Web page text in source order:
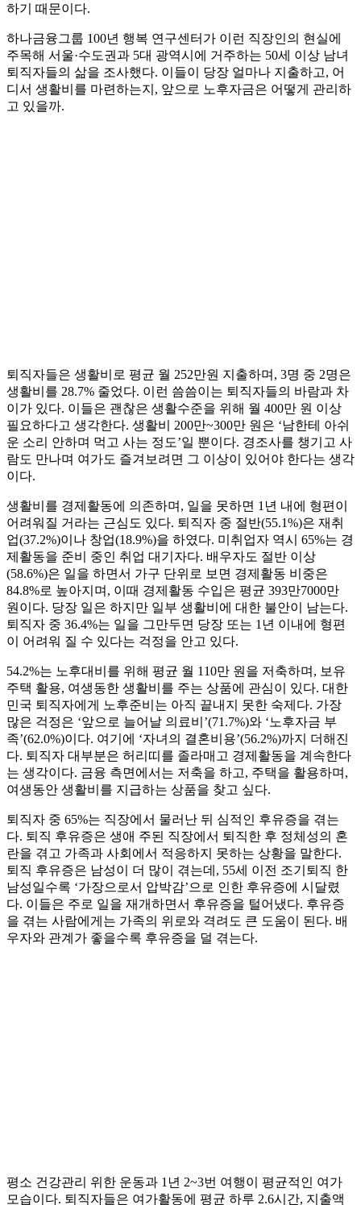
하기 때문이다.
하나금융그룹 100년 행복 연구센터가 이런 직장인의 현실에
주목해 서울·수도권과 5대 광역시에 거주하는 50세 이상 남녀
퇴직자들의 삶을 조사했다. 이들이 당장 얼마나 지출하고, 어
디서 생활비를 마련하는지, 앞으로 노후자금은 어떻게 관리하
고 있을까.
퇴직자들은 생활비로 평균 월 252만원 지출하며, 3명 중 2명은
생활비를 28.7% 줄었다. 이런 씀씀이는 퇴직자들의 바람과 차
이가 있다. 이들은 괜찮은 생활수준을 위해 월 400만 원 이상
필요하다고 생각한다. 생활비 200만~300만 원은 ‘남한테 아쉬
운 소리 안하며 먹고 사는 정도’일 뿐이다. 경조사를 챙기고 사
람도 만나며 여가도 즐겨보려면 그 이상이 있어야 한다는 생각
이다.
생활비를 경제활동에 의존하며, 일을 못하면 1년 내에 형편이
어려워질 거라는 근심도 있다. 퇴직자 중 절반(55.1%)은 재취
업(37.2%)이나 창업(18.9%)을 하였다. 미취업자 역시 65%는 경
제활동을 준비 중인 취업 대기자다. 배우자도 절반 이상
(58.6%)은 일을 하면서 가구 단위로 보면 경제활동 비중은
84.8%로 높아지며, 이때 경제활동 수입은 평균 393만7000만
원이다. 당장 일은 하지만 일부 생활비에 대한 불안이 남는다.
퇴직자 중 36.4%는 일을 그만두면 당장 또는 1년 이내에 형편
이 어려워 질 수 있다는 걱정을 안고 있다.
54.2%는 노후대비를 위해 평균 월 110만 원을 저축하며, 보유
주택 활용, 여생동한 생활비를 주는 상품에 관심이 있다. 대한
민국 퇴직자에게 노후준비는 아직 끝내지 못한 숙제다. 가장
많은 걱정은 ‘앞으로 늘어날 의료비’(71.7%)와 ‘노후자금 부
족’(62.0%)이다. 여기에 ‘자녀의 결혼비용’(56.2%)까지 더해진
다. 퇴직자 대부분은 허리띠를 졸라매고 경제활동을 계속한다
는 생각이다. 금융 측면에서는 저축을 하고, 주택을 활용하며,
여생동안 생활비를 지급하는 상품을 찾고 싶다.
퇴직자 중 65%는 직장에서 물러난 뒤 심적인 후유증을 겪는
다. 퇴직 후유증은 생애 주된 직장에서 퇴직한 후 정체성의 혼
란을 겪고 가족과 사회에서 적응하지 못하는 상황을 말한다.
퇴직 후유증은 남성이 더 많이 겪는데, 55세 이전 조기퇴직 한
남성일수록 ‘가장으로서 압박감’으로 인한 후유증에 시달렸
다. 이들은 주로 일을 재개하면서 후유증을 털어냈다. 후유증
을 겪는 사람에게는 가족의 위로와 격려도 큰 도움이 된다. 배
우자와 관계가 좋을수록 후유증을 덜 겪는다.
평소 건강관리 위한 운동과 1년 2~3번 여행이 평균적인 여가
모습이다. 퇴직자들은 여가활동에 평균 하루 2.6시간, 지출액